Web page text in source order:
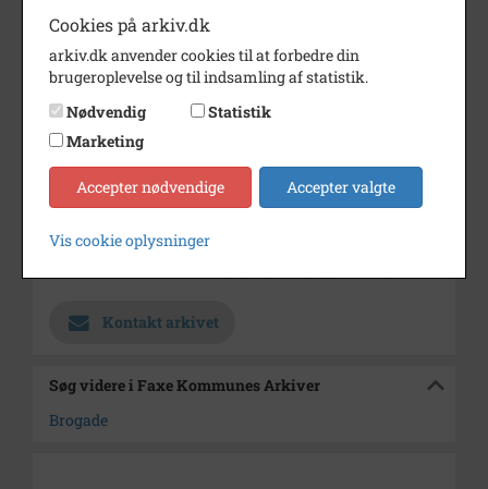
Fotograf
JG
Størrelse
9x13
Materiale
s/h positiv
Type
Sogn (1000-2050)
Enhed
Arkiv
Faxe Kommunes Arkiver
Kontakt arkivet
Søg videre i Faxe Kommunes Arkiver
Brogade
Cookies på arkiv.dk
arkiv.dk anvender cookies til at forbedre din
brugeroplevelse og til indsamling af statistik.
Nødvendig
Statistik
Marketing
Accepter nødvendige Accepter valgte
Vis cookie oplysninger